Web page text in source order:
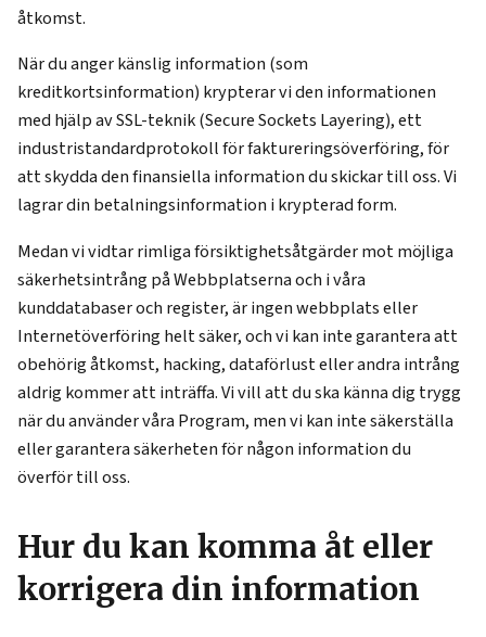
åtkomst.
När du anger känslig information (som
kreditkortsinformation) krypterar vi den informationen
med hjälp av SSL-teknik (Secure Sockets Layering), ett
industristandardprotokoll för faktureringsöverföring, för
att skydda den finansiella information du skickar till oss. Vi
lagrar din betalningsinformation i krypterad form.
Medan vi vidtar rimliga försiktighetsåtgärder mot möjliga
säkerhetsintrång på Webbplatserna och i våra
kunddatabaser och register, är ingen webbplats eller
Internetöverföring helt säker, och vi kan inte garantera att
obehörig åtkomst, hacking, dataförlust eller andra intrång
aldrig kommer att inträffa. Vi vill att du ska känna dig trygg
när du använder våra Program, men vi kan inte säkerställa
eller garantera säkerheten för någon information du
överför till oss.
Hur du kan komma åt eller
korrigera din information